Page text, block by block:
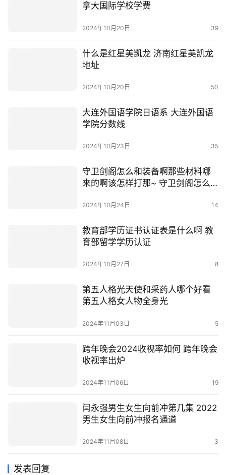
拿大国际学校学费
2024年10月20日 39
什么是红星美凯龙 济南红星美凯龙
地址
2024年10月20日 50
大连外国语学院日语系 大连外国语
学院分数线
2024年10月23日 35
守卫剑阁怎么和装备啊那些材料哪
来的啊该怎样打那~ 守卫剑阁怎么
2024年10月24日 14
教育部学历证书认证表是什么啊 教
育部留学学历认证
2024年10月27日 8
第五人格光天使和采药人哪个好看
第五人格女人物全身光
2024年11月03日 5
跨年晚会2024收视率如何 跨年晚会
收视率出炉
2024年11月06日 19
闫永强男生女生向前冲第几集 2022
男生女生向前冲报名通道
2024年11月08日 3
发表回复